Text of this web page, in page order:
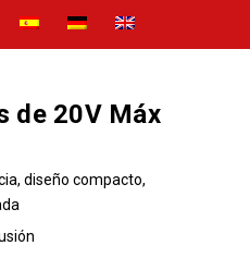
de 20V Máx
diseño compacto,